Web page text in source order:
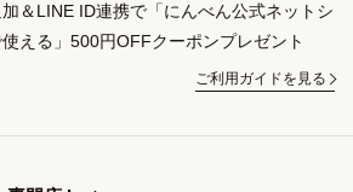
＆LINE ID連携で「にんべん公式ネットシ
使える」500円OFFクーポンプレゼント
ご利用ガイドを見る